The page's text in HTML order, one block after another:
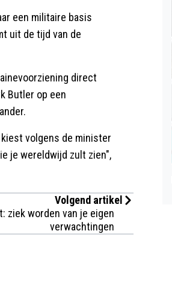
een militaire basis
uit de tijd van de
direct
Butler op een
volgens de minister
je wereldwijd zult zien",
Volgend artikel
ziek worden van je eigen
verwachtingen